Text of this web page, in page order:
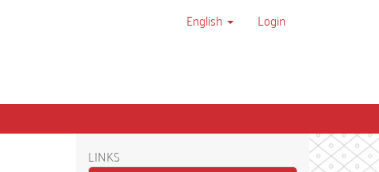
English Login
LINKS